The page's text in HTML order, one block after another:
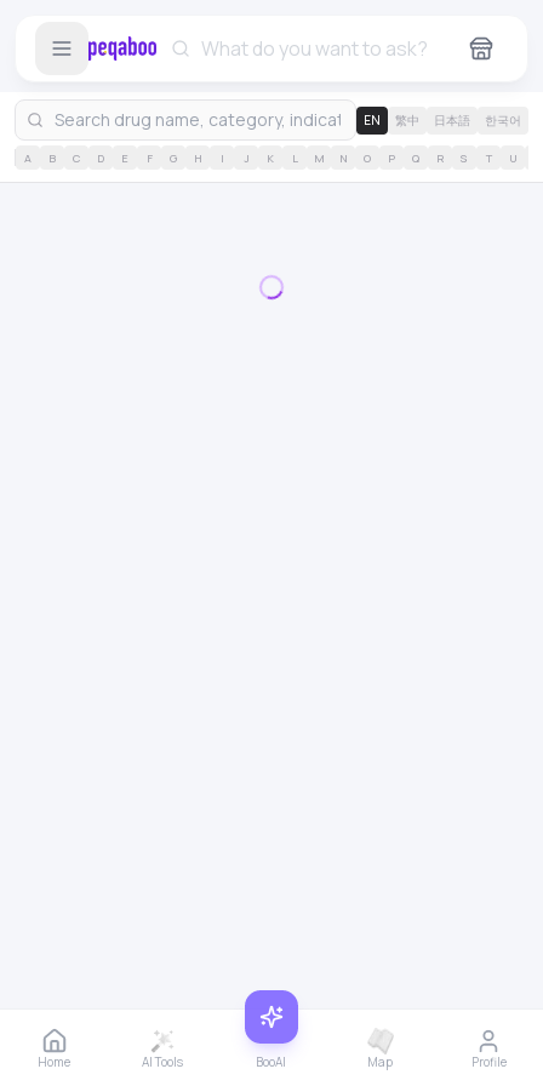
EN 繁中 日本語 한국어
A B C D E F G H I J K L M N O P Q R S T U
Home AI Tools BooAI Map Profile